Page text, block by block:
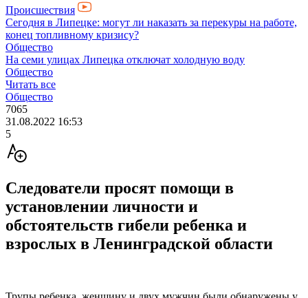
Происшествия
Сегодня в Липецке: могут ли наказать за перекуры на работе,
конец топливному кризису?
Общество
На семи улицах Липецка отключат холодную воду
Общество
Читать все
Общество
7065
31.08.2022 16:53
5
Следователи просят помощи в
установлении личности и
обстоятельств гибели ребенка и
взрослых в Ленинградской области